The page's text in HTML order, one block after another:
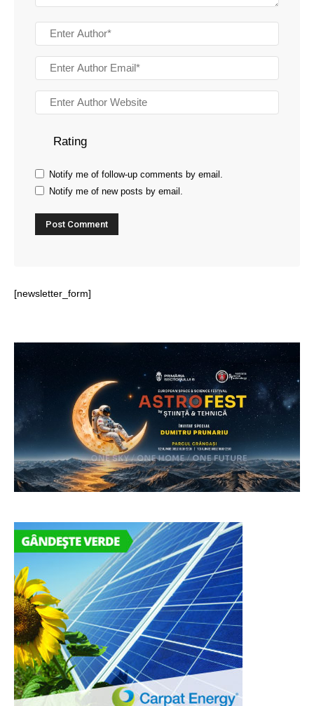
Rating
Notify me of follow-up comments by email.
Notify me of new posts by email.
[newsletter_form]